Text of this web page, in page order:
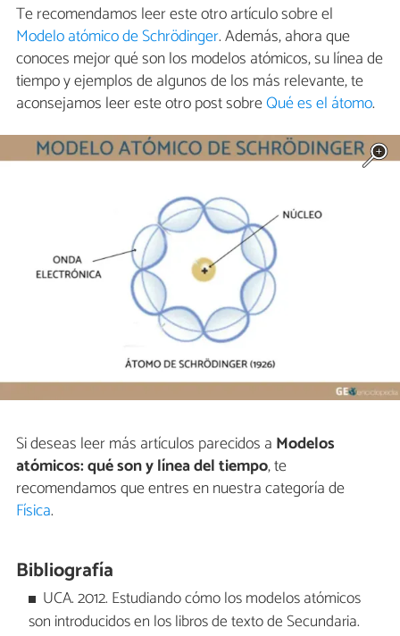
Te recomendamos leer este otro artículo sobre el
Modelo atómico de Schrödinger. Además, ahora que
conoces mejor qué son los modelos atómicos, su línea de
tiempo y ejemplos de algunos de los más relevante, te
aconsejamos leer este otro post sobreQué es el átomo.
Si deseas leer más artículos parecidos a Modelos
atómicos: qué son y línea del tiempo, te
recomendamos que entres en nuestra categoría de
Física.
Bibliografía
UCA. 2012. Estudiando cómo los modelos atómicos
son introducidos en los libros de texto de Secundaria.